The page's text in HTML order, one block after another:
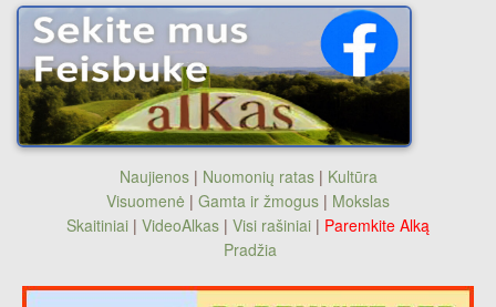
Naujienos| Nuomonių ratas| Kultūra
Visuomenė | Gamta ir žmogus | Mokslas
Skaitiniai | VideoAlkas | Visi rašiniai | Paremkite Alką
Pradžia